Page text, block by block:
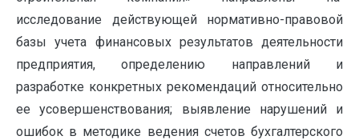
исследование действующей нормативно-правовой
базы учета финансовых результатов деятельности
предприятия, определению направлений и
разработке конкретных рекомендаций относительно
ее усовершенствования; выявление нарушений и
ошибок в методике ведения счетов бухгалтерского